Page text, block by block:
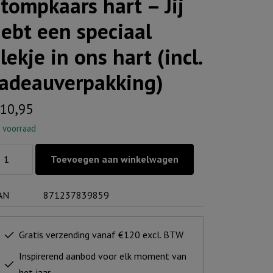
een speciaal
in ons hart (incl.
voorraad
Toevoegen aan winkelwagen
871237839859
Gratis verzending vanaf €120 excl. BTW
Inspirerend aanbod voor elk moment van